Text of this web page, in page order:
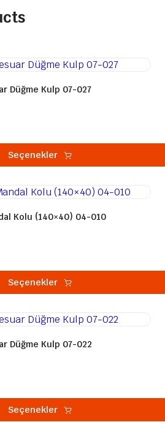
Düğme Kulp 07-027
Seçenekler
Kolu (140×40) 04-010
Seçenekler
Düğme Kulp 07-022
Seçenekler